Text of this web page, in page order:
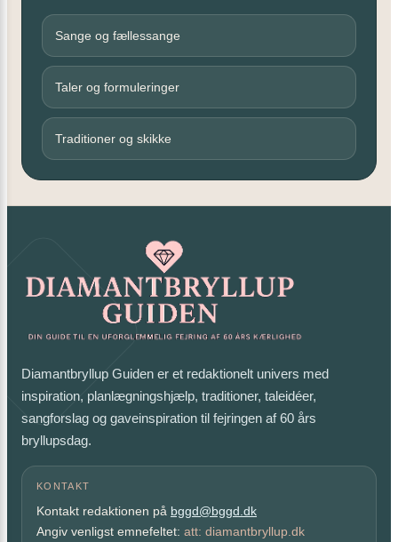
Sange og fællessange
Taler og formuleringer
Traditioner og skikke
Diamantbryllup Guiden er et redaktionelt univers med
inspiration, planlægningshjælp, traditioner, taleidéer,
sangforslag og gaveinspiration til fejringen af 60 års
bryllupsdag.
KONTAKT
Kontakt redaktionen på bggd@bggd.dk
Angiv venligst emnefeltet: att: diamantbryllup.dk